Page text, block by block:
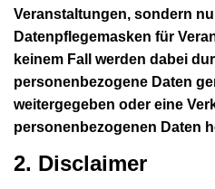
Veranstaltungen, sondern
Datenpflegemasken für
keinem Fall werden dabei
personenbezogene Daten
weitergegeben oder eine
personenbezogenen Daten
2. Disclaimer